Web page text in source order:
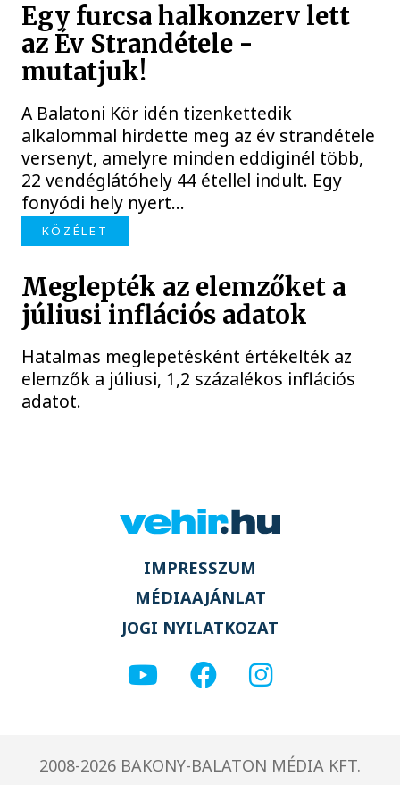
Egy furcsa halkonzerv lett
az Év Strandétele -
mutatjuk!
A Balatoni Kör idén tizenkettedik
alkalommal hirdette meg az év strandétele
versenyt, amelyre minden eddiginél több,
22 vendéglátóhely 44 étellel indult. Egy
fonyódi hely nyert...
KÖZÉLET
Meglepték az elemzőket a
júliusi inflációs adatok
Hatalmas meglepetésként értékelték az
elemzők a júliusi, 1,2 százalékos inflációs
adatot.
IMPRESSZUM
MÉDIAAJÁNLAT
JOGI NYILATKOZAT
2008-2026 BAKONY-BALATON MÉDIA KFT.